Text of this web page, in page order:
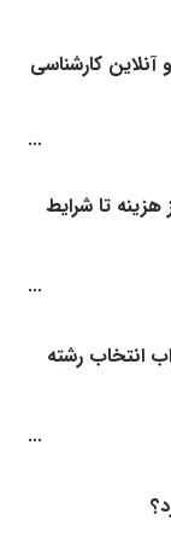
کارشناسی
تا شرایط
ارشد 1404 - زمان جواب انتخاب رشته